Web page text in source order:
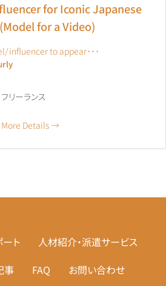
for Iconic Japanese
for a Video)
influencer to appear･･･
リーランス
More Details
ト
人材紹介・派遣サービス
事
FAQ お問い合わせ